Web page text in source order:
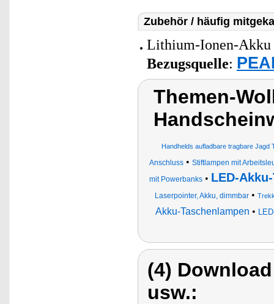
Zubehör / häufig
Lithium-Ionen-Akku
Bezugsquelle:
Themen-
Handhelds aufladbare tragbare Jagd
Anschluss• Stiftlampen mit
mit Powerbanks• LED-
Laserpointer, Akku, dimmbar•
Akku-Taschenlampen •
(4)
usw.: